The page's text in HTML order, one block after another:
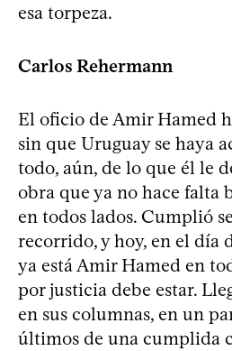
esa torpeza.
Carlos Rehermann
El oficio de Amir Hamed
sin que Uruguay se haya
todo, aún, de lo que él le
obra que ya no hace falta
en todos lados. Cumplió
recorrido, y hoy, en el día
ya está Amir Hamed en
por justicia debe estar.
en sus columnas, en un
últimos de una cumplida